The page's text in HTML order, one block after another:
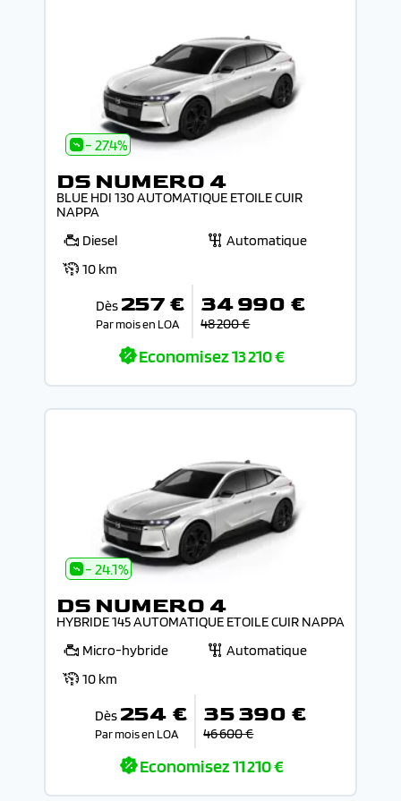
- 27.4%
DS NUMERO 4
BLUE HDI 130 AUTOMATIQUE ETOILE CUIR
NAPPA
Diesel
Automatique
10 km
Dès 257 €
Par mois en LOA
34 990 €
48 200 €
Economisez13 210 €
- 24.1%
DS NUMERO 4
HYBRIDE 145 AUTOMATIQUE ETOILE CUIR NAPPA
Micro-hybride
Automatique
10 km
Dès 254 €
Par mois en LOA
35 390 €
46 600 €
Economisez11 210 €